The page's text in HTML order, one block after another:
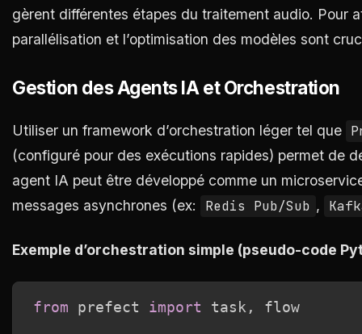
gèrent différentes étapes du traitement audio. Pour
parallélisation et l’optimisation des modèles sont
Gestion des Agents IA et Orchestration
Utiliser un framework d’orchestration léger tel que
(configuré pour des exécutions rapides) permet de
agent IA peut être développé comme un
messages asynchrones (ex:
Redis Pub/Sub ,
Exemple d’orchestration simple (pseudo-code
from prefect import task , flow